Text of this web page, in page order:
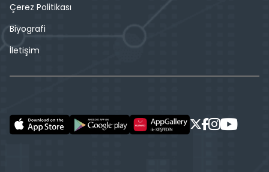
Çerez Politikası
Biyografi
İletişim